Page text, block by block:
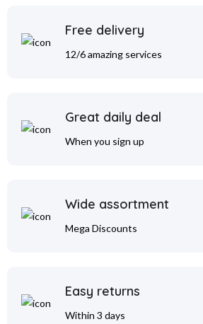
Free delivery
12/6 amazing services
Great daily deal
When you sign up
Wide assortment
Mega Discounts
Easy returns
Within 3 days